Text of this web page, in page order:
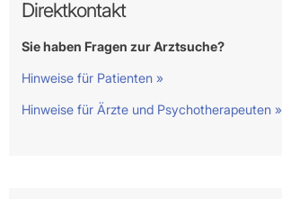
Direktkontakt
Sie haben Fragen zur Arztsuche?
Hinweise für Patienten »
Hinweise für Ärzte und Psychotherapeuten »